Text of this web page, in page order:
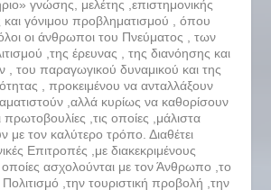
γνώσης, μελέτης ,επιστημονικής
και γόνιμου προβληματισμού , όπου
οι άνθρωποι του Πνεύματος , των
,της έρευνας , της διανόησης και
του παραγωγικού δυναμικού και της
, προκειμένου να ανταλλάξουν
,αλλά κυρίως να καθορίσουν
πρωτοβουλίες ,τις οποίες ,μάλιστα
με τον καλύτερο τρόπο. Διαθέτει
Επιτροπές ,με διακεκριμένους
οποίες ασχολούνται με τον Άνθρωπο ,το
,την τουριστική προβολή ,την